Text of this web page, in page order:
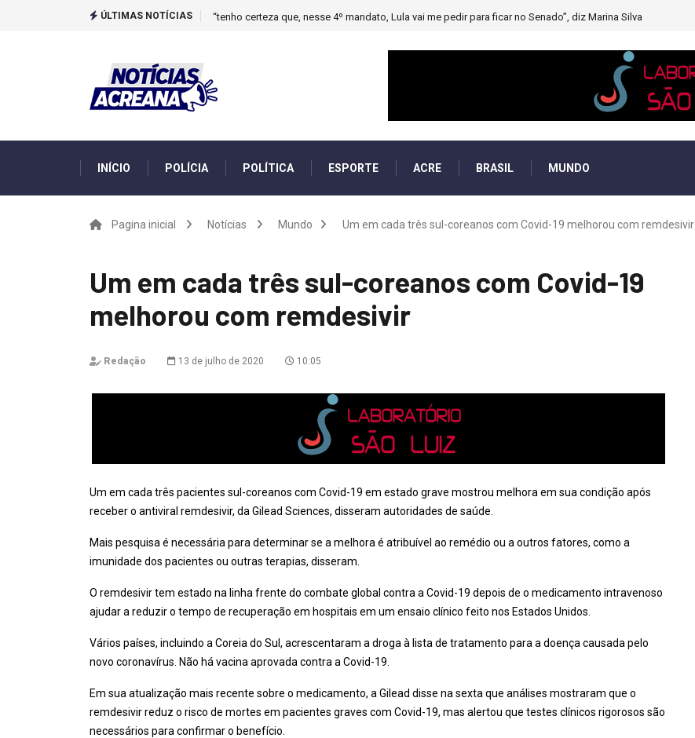
ÚLTIMAS NOTÍCIAS “tenho certeza que, nesse 4º mandato, Lula vai me pedir para ficar no Senado”, diz Marina Silva
INÍCIO POLÍCIA POLÍTICA ESPORTE ACRE BRASIL MUNDO
Pagina inicial Notícias Mundo Um em cada três sul-coreanos com Covid-19 melhorou com remdesivir
Um em cada três sul-coreanos com Covid-19
melhorou com remdesivir
Redação 13 de julho de 2020 10:05
Um em cada três pacientes sul-coreanos com Covid-19 em estado grave mostrou melhora em sua condição após
receber o antiviral remdesivir, da Gilead Sciences, disseram autoridades de saúde.
Mais pesquisa é necessária para determinar se a melhora é atribuível ao remédio ou a outros fatores, como a
imunidade dos pacientes ou outras terapias, disseram.
O remdesivir tem estado na linha frente do combate global contra a Covid-19 depois de o medicamento intravenoso
ajudar a reduzir o tempo de recuperação em hospitais em um ensaio clínico feito nos Estados Unidos.
Vários países, incluindo a Coreia do Sul, acrescentaram a droga à lista de tratamento para a doença causada pelo
novo coronavírus. Não há vacina aprovada contra a Covid-19.
Em sua atualização mais recente sobre o medicamento, a Gilead disse na sexta que análises mostraram que o
remdesivir reduz o risco de mortes em pacientes graves com Covid-19, mas alertou que testes clínicos rigorosos são
necessários para confirmar o benefício.